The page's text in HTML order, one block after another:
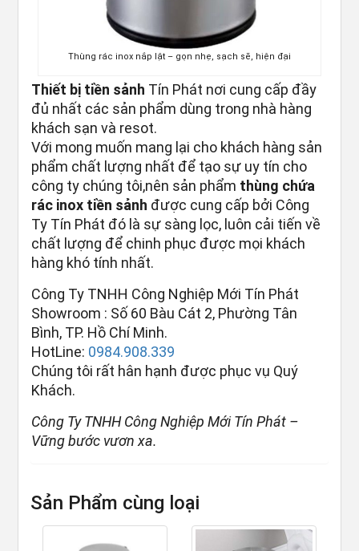
Thùng rác inox nắp lật – gọn nhẹ, sạch sẽ, hiện đại
Thiết bị tiền sảnh Tín Phát nơi cung cấp đầy
đủ nhất các sản phẩm dùng trong nhà hàng
khách sạn và resot.
Với mong muốn mang lại cho khách hàng sản
phẩm chất lượng nhất để tạo sự uy tín cho
công ty chúng tôi,nên sản phẩm thùng chứa
rác inox tiền sảnh được cung cấp bởi Công
Ty Tín Phát đó là sự sàng lọc, luôn cải tiến về
chất lượng để chinh phục được mọi khách
hàng khó tính nhất.
Công Ty TNHH Công Nghiệp Mới Tín Phát
Showroom : Số 60 Bàu Cát 2, Phường Tân
Bình, TP. Hồ Chí Minh.
HotLine: 0984.908.339
Chúng tôi rất hân hạnh được phục vụ Quý
Khách.
Công Ty TNHH Công Nghiệp Mới Tín Phát –
Vững bước vươn xa.
Sản Phẩm cùng loại